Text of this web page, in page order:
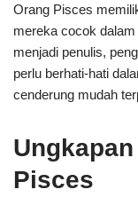
Orang Pisces
mereka cocok
menjadi penulis,
perlu berhati-hati
cenderung mudah
Pisces